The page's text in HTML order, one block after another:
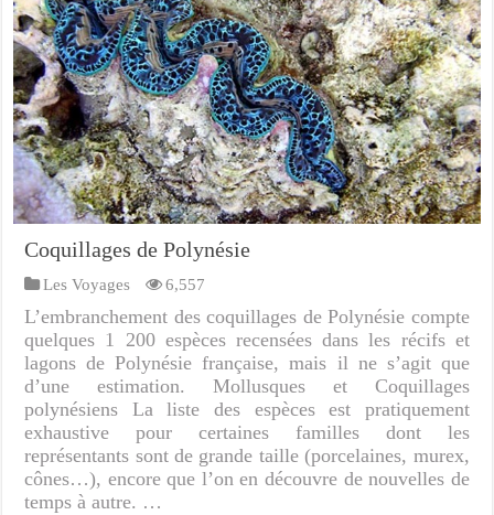
Coquillages de Polynésie
Les Voyages 6,557
L’embranchement des coquillages de Polynésie compte
quelques 1 200 espèces recensées dans les récifs et
lagons de Polynésie française, mais il ne s’agit que
d’une estimation. Mollusques et Coquillages
polynésiens La liste des espèces est pratiquement
exhaustive pour certaines familles dont les
représentants sont de grande taille (porcelaines, murex,
cônes…), encore que l’on en découvre de nouvelles de
temps à autre. …